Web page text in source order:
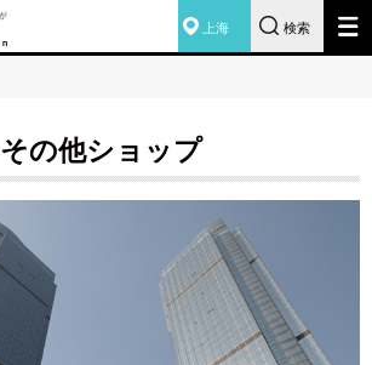
上海 検索
その他ショップ